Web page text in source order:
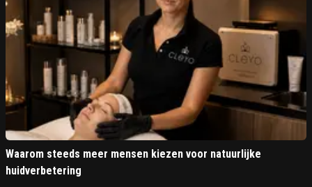
Waarom steeds meer mensen kiezen voor natuurlijke
huidverbetering